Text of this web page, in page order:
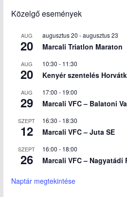
Közelgő események
AUG
20
augusztus 20 -augusztus 23
Marcali Triatlon Maraton
AUG
20
10:30 - 11:30
Kenyér szentelés
AUG
29
17:00 - 19:00
Marcali VFC – Balatoni
SZEPT
12
16:30 - 18:30
Marcali VFC – Juta SE
SZEPT
26
16:00 - 18:00
Marcali VFC – Nagyatádi
Naptár megtekintése